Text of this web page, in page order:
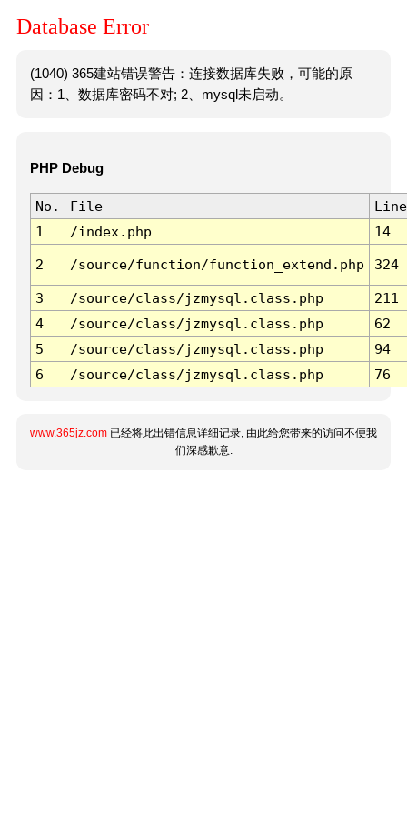
Database Error
(1040) 365建站错误警告：连接数据库失败，可能的原
因：1、数据库密码不对; 2、mysql未启动。
PHP Debug
No. File
Line
1
/index.php 14
2 /source/function/function_extend.php 324
3 /source/class/jzmysql.class.php
211
4
/source/class/jzmysql.class.php
62
5
/source/class/jzmysql.class.php
94
6
/source/class/jzmysql.class.php 76
www.365jz.com 已经将此出错信息详细记录, 由此给您带来的访问不便我
们深感歉意.